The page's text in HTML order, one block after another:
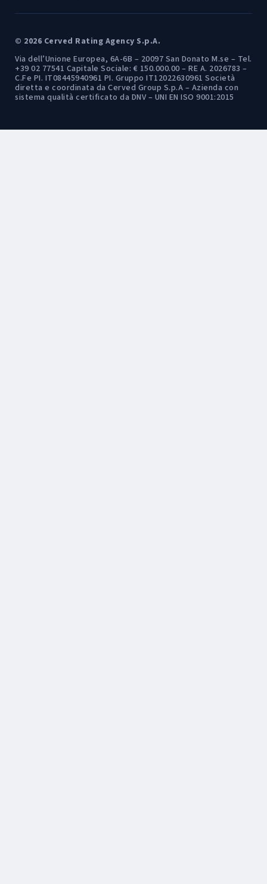
© 2026 Cerved Rating Agency S.p.A.
Via dell’Unione Europea, 6A-6B – 20097 San Donato M.se – Tel.
+39 02 77541 Capitale Sociale: € 150.000.00 – RE A. 2026783 –
C.Fe PI. IT08445940961 PI. Gruppo IT12022630961 Società
diretta e coordinata da Cerved Group S.p.A – Azienda con
sistema qualità certificato da DNV – UNI EN ISO 9001:2015